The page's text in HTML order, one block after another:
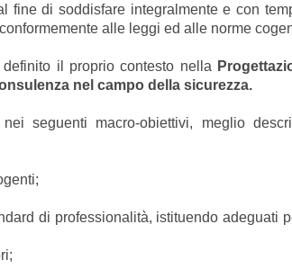
fine di soddisfare integralmente e con
alle leggi ed alle norme
definito il proprio contesto nella
nel campo della sicurezza.
nei seguenti macro-obiettivi, meglio
di professionalità, istituendo adeguati